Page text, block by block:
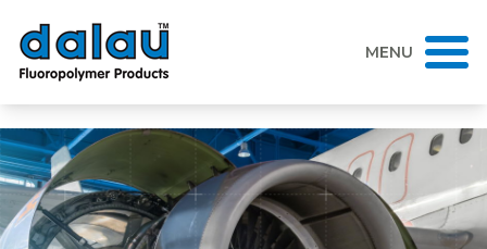
element of your website:
MENU